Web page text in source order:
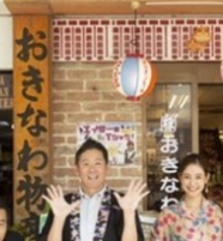
最新